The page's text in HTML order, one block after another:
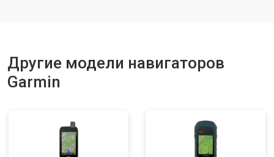
Другие модели навигаторов
Garmin